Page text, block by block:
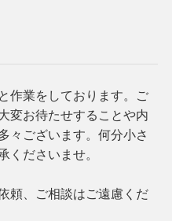
作業をしております。ご
変お待たせすることや内
々ございます。何分小さ
くださいませ。
頼、ご相談はご遠慮くだ